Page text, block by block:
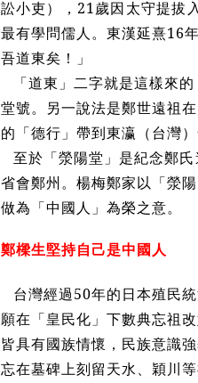
訟小吏），21歲因太守提拔
最有學問儒人。東漢延熹16
吾道東矣！」
「道東」二字就是這樣來
堂號。另一說法是鄭世遠祖
的「德行」帶到東瀛（台灣
至於「滎陽堂」是紀念鄭
省會鄭州。楊梅鄭家以「滎
做為「中國人」為榮之意。
鄭樑生堅持自己是中國人
台灣經過50年的日本殖民
願在「皇民化」下數典忘祖
皆具有國族情懷，民族意識
忘在墓碑上刻留天水、穎川